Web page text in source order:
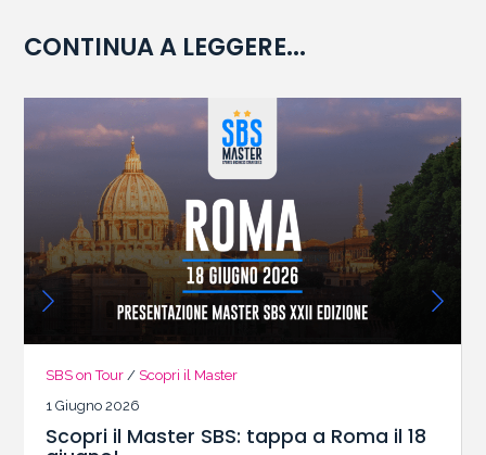
CONTINUA A LEGGERE...
SBS on Tour / Scopri il Master
1 Giugno 2026
Scopri il Master SBS: tappa a Roma il 18